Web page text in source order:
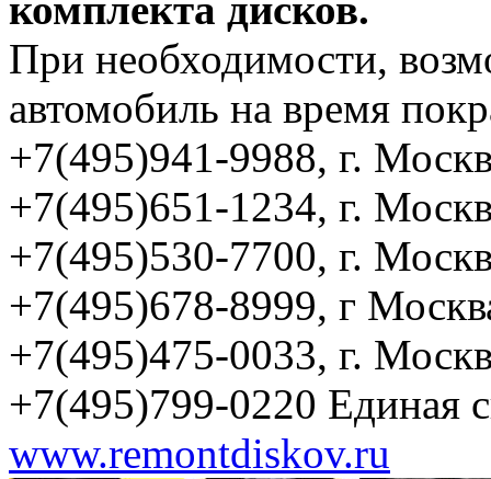
комплекта дисков.
При необходимости,
автомобиль на время
+7(495)941-9988, г.
+7(495)651-1234, г.
+7(495)530-7700, г.
+7(495)678-8999, г
+7(495)475-0033, г.
+7(495)799-0220 Единая
www.remontdiskov.ru